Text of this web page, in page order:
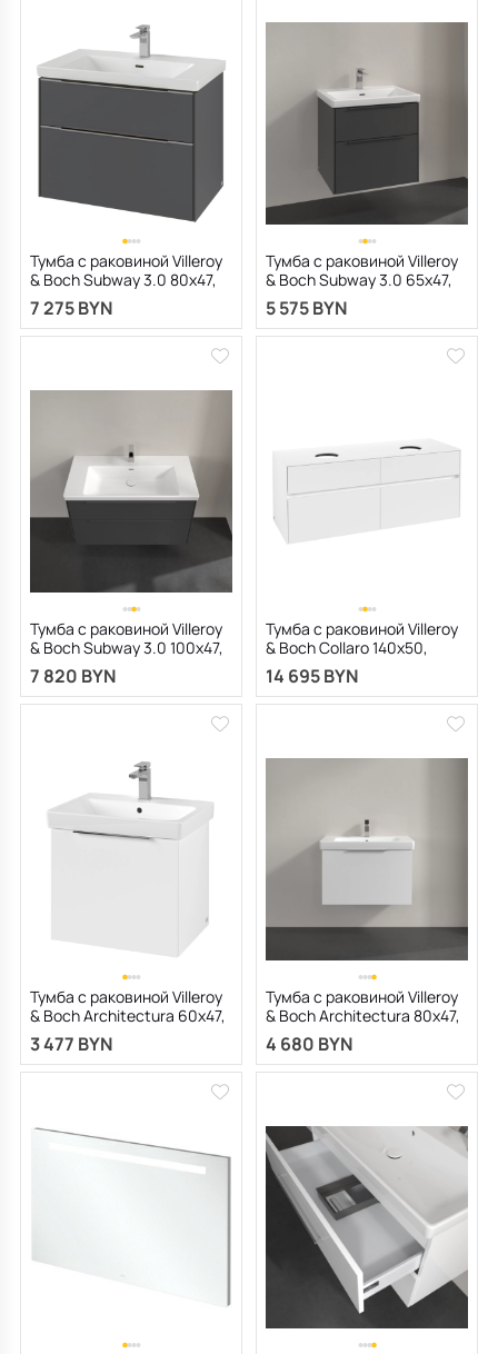
Тумба с раковиной Villeroy
& Boch Subway 3.0 80х47,
подвесная, графит
7 275 BYN
Тумба с раковиной Villeroy
& Boch Subway 3.0 65х47,
графит
5 575 BYN
Тумба с раковиной Villeroy
& Boch Subway 3.0 100х47,
подвесная, графит
7 820 BYN
Тумба с раковиной Villeroy
& Boch Collaro 140х50,
подвесная, белая матовая
14 695 BYN
Тумба с раковиной Villeroy
& Boch Architectura 60х47,
подвесная, белая матовая
3 477 BYN
Тумба с раковиной Villeroy
& Boch Architectura 80х47,
подвесная, белая
4 680 BYN